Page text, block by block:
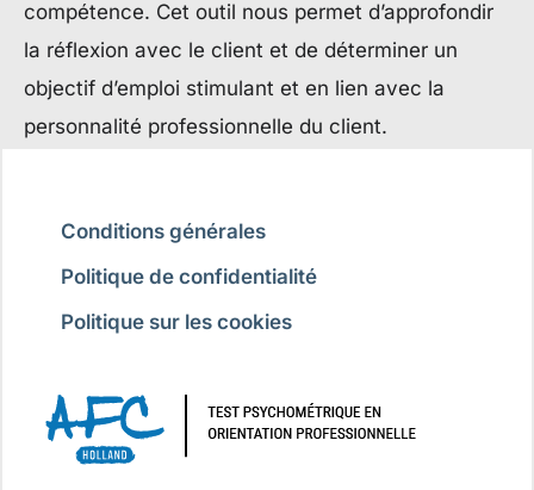
compétence. Cet outil nous permet d’approfondir
la réflexion avec le client et de déterminer un
objectif d’emploi stimulant et en lien avec la
personnalité professionnelle du client.
Conditions générales
Politique de confidentialité
Politique sur les cookies